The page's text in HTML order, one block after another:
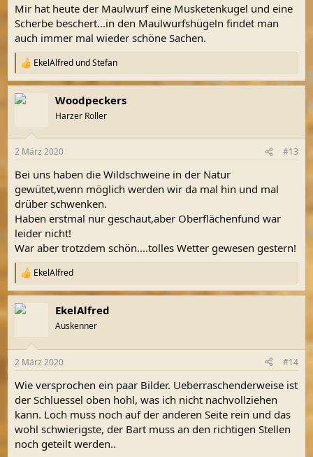
:
Mir hat heute der Maulwurf eine Musketenkugel und eine
Scherbe beschert...in den Maulwurfshügeln findet man
auch immer mal wieder schöne Sachen.
R
e
a
k
e
:
EkelAlfred undStefan
Woodpeckers
Harzer Roller
2 März 2020 #13
Bei uns haben die Wildschweine in der Natur
gewütet,wenn möglich werden wir da mal hin und mal
drüber schwenken.
Haben erstmal nur geschaut,aber Oberflächenfund war
leider nicht!
War aber trotzdem schön....tolles Wetter gewesen gestern!
R
e
a
k
e
:
EkelAlfred
EkelAlfred
Auskenner
2 März 2020 #14
Wie versprochen ein paar Bilder. Ueberraschenderweise ist
der Schluessel oben hohl, was ich nicht nachvollziehen
kann. Loch muss noch auf der anderen Seite rein und das
wohl schwierigste, der Bart muss an den richtigen Stellen
noch geteilt werden..